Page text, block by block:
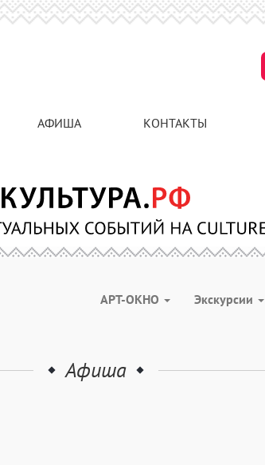
АФИША КОНТАКТЫ
АРТ-ОКНО Экскурсии
Афиша